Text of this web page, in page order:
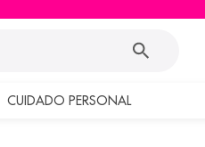
CUIDADO PERSONAL